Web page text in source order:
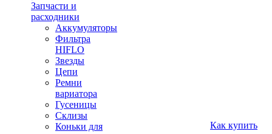
Запчасти и
расходники
Аккумуляторы
Фильтра
HIFLO
Звезды
Цепи
Ремни
вариатора
Гусеницы
Склизы
Коньки для
Как купить